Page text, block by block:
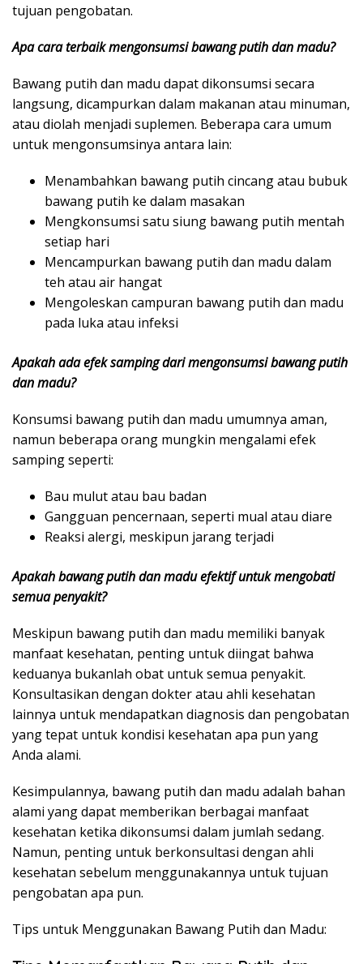
tujuan pengobatan.
Apa cara terbaik mengonsumsi bawang putih dan madu?
Bawang putih dan madu dapat dikonsumsi secara
langsung, dicampurkan dalam makanan atau minuman,
atau diolah menjadi suplemen. Beberapa cara umum
untuk mengonsumsinya antara lain:
Menambahkan bawang putih cincang atau bubuk
bawang putih ke dalam masakan
Mengkonsumsi satu siung bawang putih mentah
setiap hari
Mencampurkan bawang putih dan madu dalam
teh atau air hangat
Mengoleskan campuran bawang putih dan madu
pada luka atau infeksi
Apakah ada efek samping dari mengonsumsi bawang putih
dan madu?
Konsumsi bawang putih dan madu umumnya aman,
namun beberapa orang mungkin mengalami efek
samping seperti:
Bau mulut atau bau badan
Gangguan pencernaan, seperti mual atau diare
Reaksi alergi, meskipun jarang terjadi
Apakah bawang putih dan madu efektif untuk mengobati
semua penyakit?
Meskipun bawang putih dan madu memiliki banyak
manfaat kesehatan, penting untuk diingat bahwa
keduanya bukanlah obat untuk semua penyakit.
Konsultasikan dengan dokter atau ahli kesehatan
lainnya untuk mendapatkan diagnosis dan pengobatan
yang tepat untuk kondisi kesehatan apa pun yang
Anda alami.
Kesimpulannya, bawang putih dan madu adalah bahan
alami yang dapat memberikan berbagai manfaat
kesehatan ketika dikonsumsi dalam jumlah sedang.
Namun, penting untuk berkonsultasi dengan ahli
kesehatan sebelum menggunakannya untuk tujuan
pengobatan apa pun.
Tips untuk Menggunakan Bawang Putih dan Madu: